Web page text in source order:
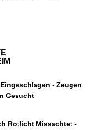
- Zeugen
Gesucht
Rotlicht Missachtet -